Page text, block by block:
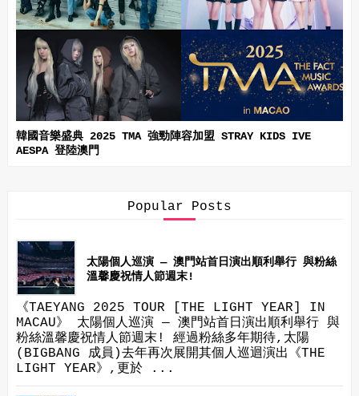
韓國音樂盛典 2025 TMA 強勁陣容加盟 STRAY KIDS IVE
AESPA 登陸澳門
Popular Posts
太陽個人巡演 — 澳門站首日演出順利舉行 與粉絲
溫馨慶祝情人節週末!
《TAEYANG 2025 TOUR [THE LIGHT YEAR] IN
MACAU》 太陽個人巡演 — 澳門站首日演出順利舉行 與
粉絲溫馨慶祝情人節週末! 經過粉絲多年期待,太陽
(BIGBANG 成員)去年再次展開其個人巡迴演出《THE
LIGHT YEAR》,更於 ...